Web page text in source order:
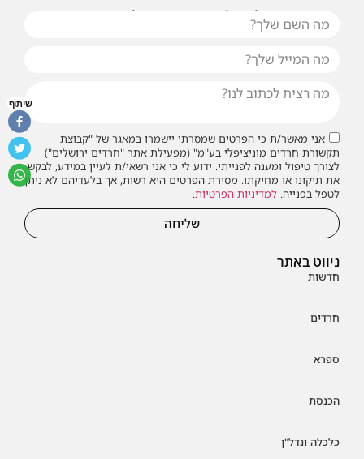
ניווט באתר
חדשות
חרדים
ספרא
הכנסת
כלכלה ונדל"ן
או שילחו אלינו פנייה ונחזור אליכם בהקדם
אני מאשר/ת כי הפרטים שמסרתי יישמרו במאגר של "קבוצת
תקשורת חרדים מוניציפלי בע"מ" (מפעילת אתר "חרדים ירושלים")
לצורך טיפול ומענה לפנייתי. ידוע לי כי אני רשאי/ת לעיין במידע, לבקש
את תיקונו או מחיקתו. מסירת הפרטים היא רשות, אך בלעדיהם לא ניתן
לטפל בפנייה. למדיניות הפרטיות.
שליחה
שיתוף